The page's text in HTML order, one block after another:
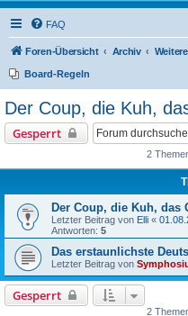
FAQ
Foren-Übersicht Archiv
Board-Regeln
Der Coup, die Kuh,
Gesperrt
2
Der Coup, die Kuh, das
Letzter Beitrag von Elli «
Antworten: 5
Das erstaunlichste
Letzter Beitrag von
Gesperrt
2